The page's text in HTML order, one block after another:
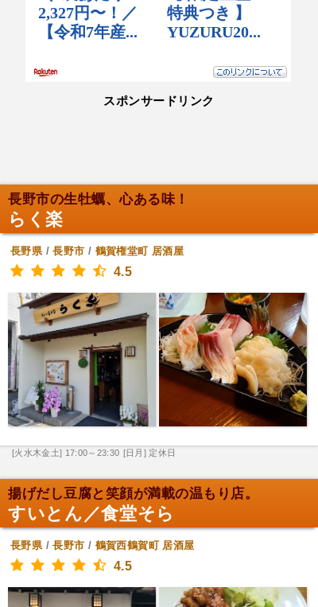
スポンサードリンク
長野市の生牡蠣、心ある味！
らく楽
長野県/長野市 / 鶴賀権堂町 居酒屋
4.5
[火水木金土] 17:00～23:30 [日月] 定休日
揚げだし豆腐と笑顔が満載の温もり店。
すいとん／食堂そら
長野県/長野市 / 鶴賀西鶴賀町 居酒屋
4.5